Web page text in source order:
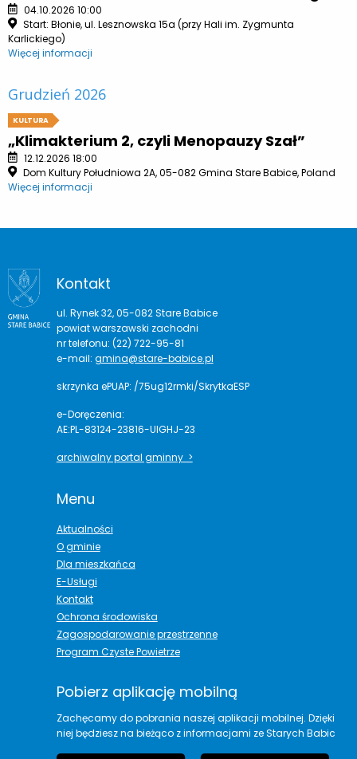
04.10.2026 10:00
Start: Błonie, ul. Lesznowska 15a (przy Hali im. Zygmunta
Karlickiego)
Więcej informacji
Grudzień 2026
KULTURA
„Klimakterium 2, czyli Menopauzy Szał”
12.12.2026 18:00
Dom Kultury Południowa 2A, 05-082 Gmina Stare Babice, Poland
Więcej informacji
Kontakt
ul. Rynek 32, 05-082 Stare Babice
powiat warszawski zachodni
nr telefonu: (22) 722-95-81
e-mail: gmina@stare-babice.pl
skrzynka ePUAP: /75ug12rmki/SkrytkaESP
e-Doręczenia:
AE:PL-83124-23816-UIGHJ-23
archiwalny portal gminny >
Menu
Aktualności
O gminie
Dla mieszkańca
E-Usługi
Kontakt
Ochrona środowiska
Zagospodarowanie przestrzenne
Program Czyste Powietrze
Pobierz aplikację mobilną
Zachęcamy do pobrania naszej aplikacji mobilnej. Dzięki
niej będziesz na bieżąco z informacjami ze Starych Babic